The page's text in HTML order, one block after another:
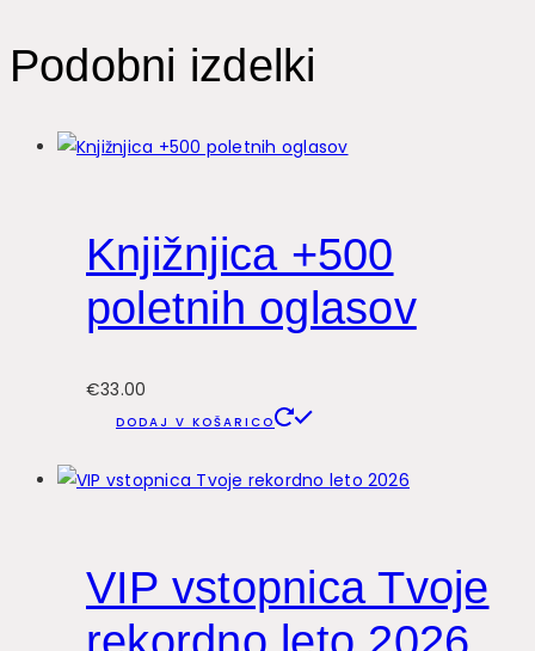
Podobni izdelki
Knjižnjica +500
poletnih oglasov
€33.00
DODAJ V KOŠARICO
VIP vstopnica Tvoje